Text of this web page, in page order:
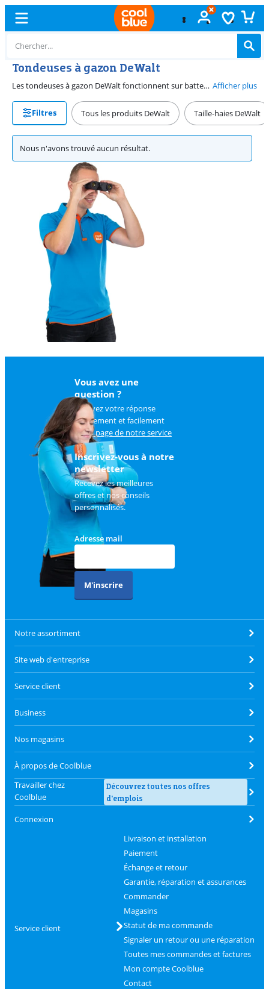
Tondeuses à gazon DeWalt
Les tondeuses à gazon DeWalt fonctionnent sur batterie, ce qui vous permet de tondre sans problème. Vous n'avez pas besoin de rallonge et vous pouvez facilement atteindre tous les coins de votre jardin. Choisissez une tondeuse à gazon avec 2 batteries et travaillez sans interruption. Les tondeuses à gazon font partie de la plateforme de batterie DeWalt XR 18 V. C'est pratique, car vous utilisez une seule batterie pour votre tondeuse à gazon et d'autres outils (de jardinage) DeWalt. Certaines tondeuses à gazon sont autotractées, ce qui signifie que vous n'avez pas à les pousser complètement vous-même. Ceci vous permet de travailler confortablement. Choisissez une tondeuse à gazon DeWalt avec une fonction mulching pour que l'herbe déchiquetée soit renvoyée sur la pelouse en tant que nutriment. Ainsi, votre gazon reste en bonne santé. Afficher plus
Filtres Tous les produits DeWalt Taille-haies DeWalt
Nous n'avons trouvé aucun résultat.
Vous avez une
question ?
Trouvez votre réponse
rapidement et facilement
surla page de notre service
client.
Inscrivez-vous à notre
newsletter
Recevez les meilleures
offres et nos conseils
personnalisés.
Adresse mail
M'inscrire
Notre assortiment
Site web d'entreprise
Service client
Business
Nos magasins
À propos de Coolblue
Travailler chez
Coolblue
Découvrez toutes nos offres
d'emplois
Connexion
Service client
Livraison et installation
Paiement
Échange et retour
Garantie, réparation et assurances
Commander
Magasins
Statut de ma commande
Signaler un retour ou une réparation
Toutes mes commandes et factures
Mon compte Coolblue
Contact